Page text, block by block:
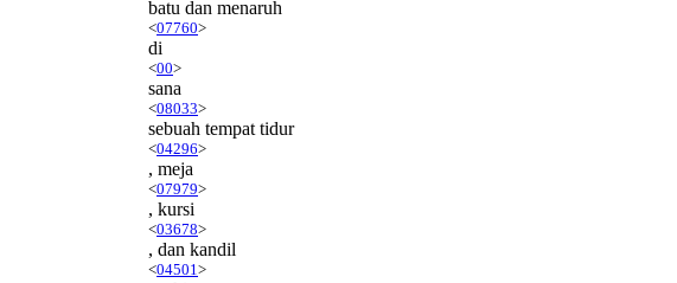
batu dan menaruh
<07760>
di
<00>
sana
<08033>
sebuah tempat tidur
<04296>
, meja
<07979>
, kursi
<03678>
, dan kandil
<04501 >